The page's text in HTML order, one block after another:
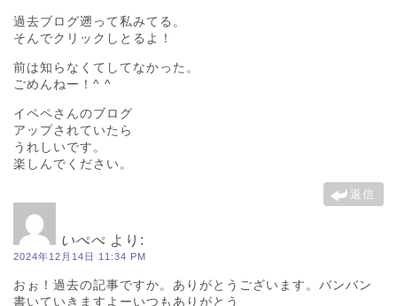
過去ブログ遡って私みてる。
そんでクリックしとるよ！
前は知らなくてしてなかった。
ごめんねー！^ ^
イペペさんのブログ
アップされていたら
うれしいです。
楽しんでください。
返信
いぺぺ より:
2024年12月14日 11:34 PM
おぉ！過去の記事ですか。ありがとうございます。バンバン
書いていきますよーいつもありがとう